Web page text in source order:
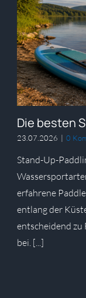
Die besten
23.07.2026 | 0
Stand-Up-
erfahrene
entlang der
entscheidend
bei. [...]